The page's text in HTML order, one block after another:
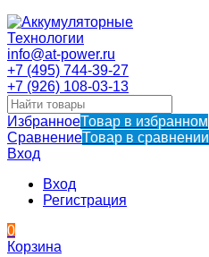
info@at-power.ru
+7 (495) 744-39-27
+7 (926) 108-03-13
ИзбранноеТовар в избранном
СравнениеТовар в сравнении
Вход
Вход
Регистрация
0
Корзина